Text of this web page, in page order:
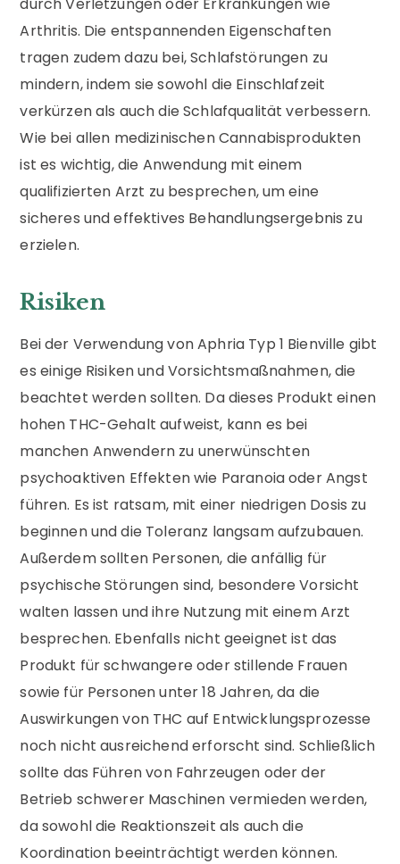
Arthritis. Die entspannenden Eigenschaften
tragen zudem dazu bei, Schlafstörungen zu
mindern, indem sie sowohl die Einschlafzeit
verkürzen als auch die Schlafqualität verbessern.
Wie bei allen medizinischen Cannabisprodukten
ist es wichtig, die Anwendung mit einem
qualifizierten Arzt zu besprechen, um eine
sicheres und effektives Behandlungsergebnis zu
erzielen.
Risiken
Bei der Verwendung von Aphria Typ 1 Bienville gibt
es einige Risiken und Vorsichtsmaßnahmen, die
beachtet werden sollten. Da dieses Produkt einen
hohen THC-Gehalt aufweist, kann es bei
manchen Anwendern zu unerwünschten
psychoaktiven Effekten wie Paranoia oder Angst
führen. Es ist ratsam, mit einer niedrigen Dosis zu
beginnen und die Toleranz langsam aufzubauen.
Außerdem sollten Personen, die anfällig für
psychische Störungen sind, besondere Vorsicht
walten lassen und ihre Nutzung mit einem Arzt
besprechen. Ebenfalls nicht geeignet ist das
Produkt für schwangere oder stillende Frauen
sowie für Personen unter 18 Jahren, da die
Auswirkungen von THC auf Entwicklungsprozesse
noch nicht ausreichend erforscht sind. Schließlich
sollte das Führen von Fahrzeugen oder der
Betrieb schwerer Maschinen vermieden werden,
da sowohl die Reaktionszeit als auch die
Koordination beeinträchtigt werden können.